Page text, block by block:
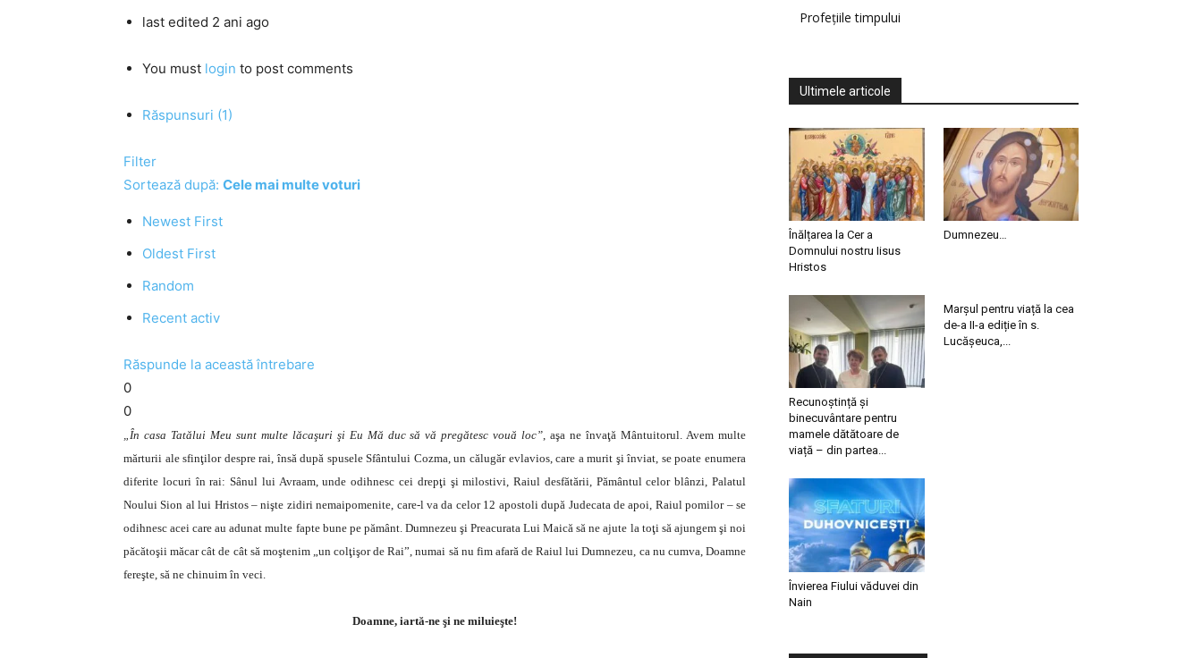
last edited 2 ani ago
You must login to post comments
Răspunsuri (1)
Filter
Sortează după: Cele mai multe voturi
Newest First
Oldest First
Random
Recent activ
Răspunde la această întrebare
0
0
„În casa Tatălui Meu sunt multe lăcaşuri şi Eu Mă duc să vă pregătesc vouă loc”, aşa ne învaţă Mântuitorul. Avem multe
mărturii ale sfinţilor despre rai, însă după spusele Sfântului Cozma, un călugăr evlavios, care a murit şi înviat, se poate enumera
diferite locuri în rai: Sânul lui Avraam, unde odihnesc cei drepţi şi milostivi, Raiul desfătării, Pământul celor blânzi, Palatul
Noului Sion al lui Hristos – nişte zidiri nemaipomenite, care-l va da celor 12 apostoli după Judecata de apoi, Raiul pomilor – se
odihnesc acei care au adunat multe fapte bune pe pământ. Dumnezeu şi Preacurata Lui Maică să ne ajute la toţi să ajungem şi noi
păcătoşii măcar cât de cât să moştenim „un colţişor de Rai”, numai să nu fim afară de Raiul lui Dumnezeu, ca nu cumva, Doamne
fereşte, să ne chinuim în veci.
Doamne, iartă-ne şi ne miluieşte!
Profețiile timpului
Ultimele articole
Înălțarea la Cer a
Domnului nostru Iisus
Hristos
Dumnezeu…
Recunoștință și
binecuvântare pentru
mamele dătătoare de
viață – din partea...
Marșul pentru viață la cea
de-a II-a ediție în s.
Lucășeuca,...
Învierea Fiului văduvei din
Nain